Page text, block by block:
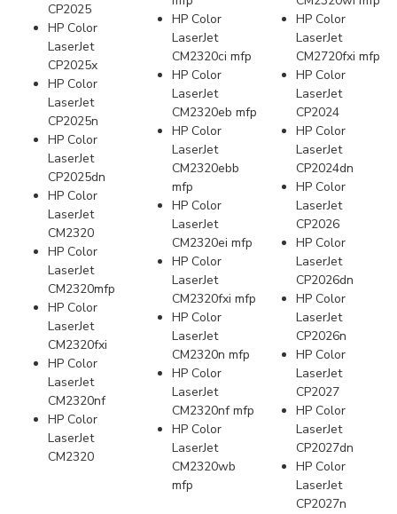
CP2025
HP Color
LaserJet
CP2025x
HP Color
LaserJet
CP2025n
HP Color
LaserJet
CP2025dn
HP Color
LaserJet
CM2320
HP Color
LaserJet
CM2320mfp
HP Color
LaserJet
CM2320fxi
HP Color
LaserJet
CM2320nf
HP Color
LaserJet
CM2320
HP Color
LaserJet
CM2320ci mfp
HP Color
LaserJet
CM2320eb mfp
HP Color
LaserJet
CM2320ebb
mfp
HP Color
LaserJet
CM2320ei mfp
HP Color
LaserJet
CM2320fxi mfp
HP Color
LaserJet
CM2320n mfp
HP Color
LaserJet
CM2320nf mfp
HP Color
LaserJet
CM2320wb
mfp
HP Color
LaserJet
CM2720fxi mfp
HP Color
LaserJet
CP2024
HP Color
LaserJet
CP2024dn
HP Color
LaserJet
CP2026
HP Color
LaserJet
CP2026dn
HP Color
LaserJet
CP2026n
HP Color
LaserJet
CP2027
HP Color
LaserJet
CP2027dn
HP Color
LaserJet
CP2027n